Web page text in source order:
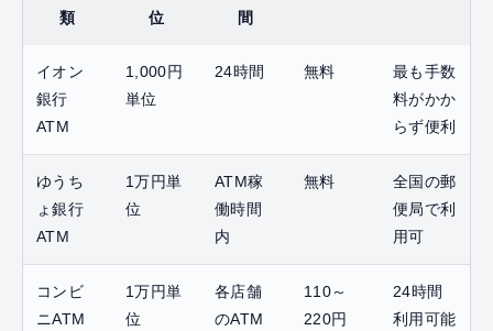
類
位
間
イオン
銀行
ATM
1,000円
単位
24時間 無料
最も手数
料がかか
らず便利
ゆうち
ょ銀行
ATM
1万円単
位
ATM稼
働時間
内
無料
全国の郵
便局で利
用可
コンビ
ニATM
1万円単
位
各店舗
のATM
110～
220円
24時間
利用可能